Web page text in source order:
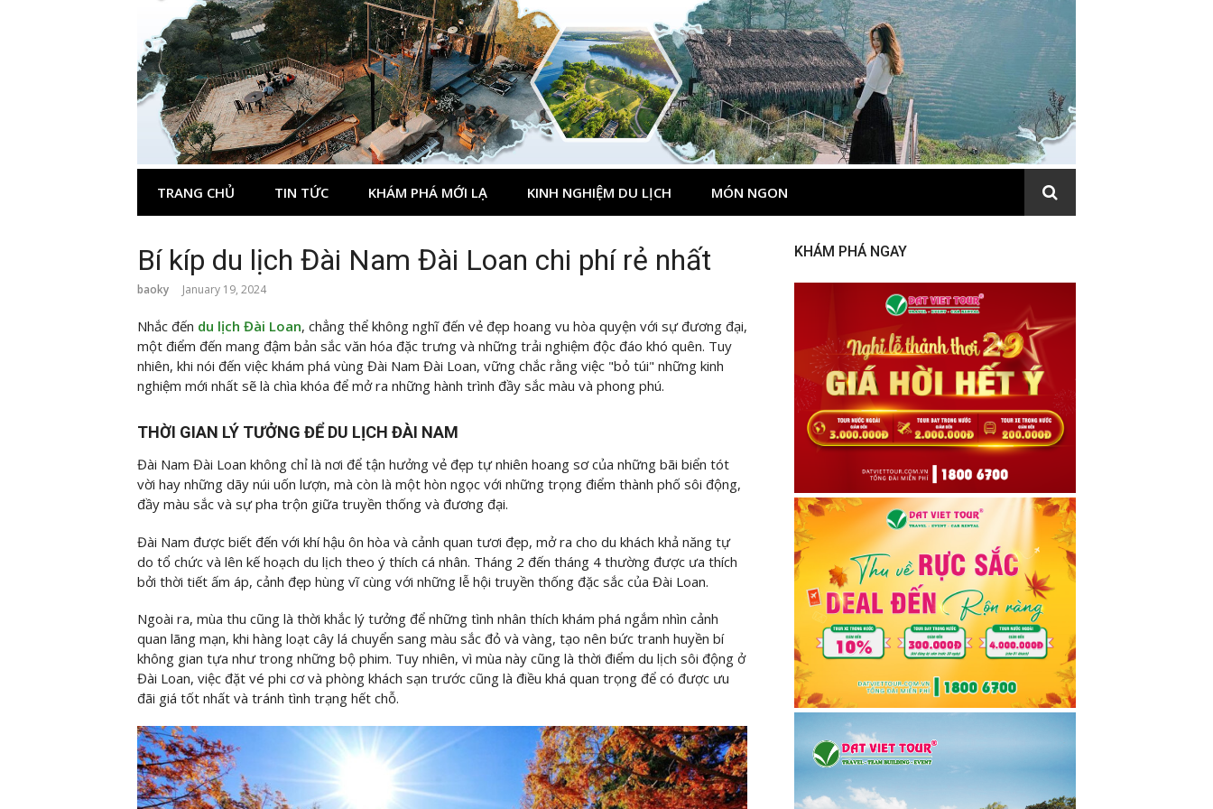
TRANG CHỦ TIN TỨC KHÁM PHÁ MỚI LẠ KINH NGHIỆM DU LỊCH MÓN NGON
Bí kíp du lịch Đài Nam Đài Loan chi phí rẻ nhất
baoky January 19, 2024
Nhắc đến du lịch Đài Loan, chẳng thể không nghĩ đến vẻ đẹp hoang vu hòa quyện với sự đương đại,
một điểm đến mang đậm bản sắc văn hóa đặc trưng và những trải nghiệm độc đáo khó quên. Tuy
nhiên, khi nói đến việc khám phá vùng Đài Nam Đài Loan, vững chắc rằng việc "bỏ túi" những kinh
nghiệm mới nhất sẽ là chìa khóa để mở ra những hành trình đầy sắc màu và phong phú.
THỜI GIAN LÝ TƯỞNG ĐỂ DU LỊCH ĐÀI NAM
Đài Nam Đài Loan không chỉ là nơi để tận hưởng vẻ đẹp tự nhiên hoang sơ của những bãi biển tót
vời hay những dãy núi uốn lượn, mà còn là một hòn ngọc với những trọng điểm thành phố sôi động,
đầy màu sắc và sự pha trộn giữa truyền thống và đương đại.
Đài Nam được biết đến với khí hậu ôn hòa và cảnh quan tươi đẹp, mở ra cho du khách khả năng tự
do tổ chức và lên kế hoạch du lịch theo ý thích cá nhân. Tháng 2 đến tháng 4 thường được ưa thích
bởi thời tiết ấm áp, cảnh đẹp hùng vĩ cùng với những lễ hội truyền thống đặc sắc của Đài Loan.
Ngoài ra, mùa thu cũng là thời khắc lý tưởng để những tình nhân thích khám phá ngắm nhìn cảnh
quan lãng mạn, khi hàng loạt cây lá chuyển sang màu sắc đỏ và vàng, tạo nên bức tranh huyền bí
không gian tựa như trong những bộ phim. Tuy nhiên, vì mùa này cũng là thời điểm du lịch sôi động ở
Đài Loan, việc đặt vé phi cơ và phòng khách sạn trước cũng là điều khá quan trọng để có được ưu
đãi giá tốt nhất và tránh tình trạng hết chỗ.
KHÁM PHÁ NGAY